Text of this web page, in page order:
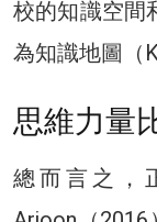
校的知識空間
為知識地圖（
思維力量
總而言之，